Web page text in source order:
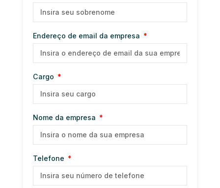
Endereço de email da empresa
Cargo
Nome da empresa
Telefone